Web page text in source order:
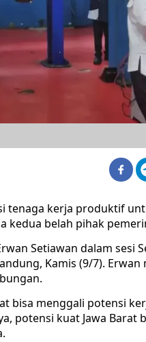
tenaga kerja produktif
kedua belah pihak
Setiawan dalam sesi
Kamis (9/7).
bisa menggali potensi
potensi kuat Jawa Barat